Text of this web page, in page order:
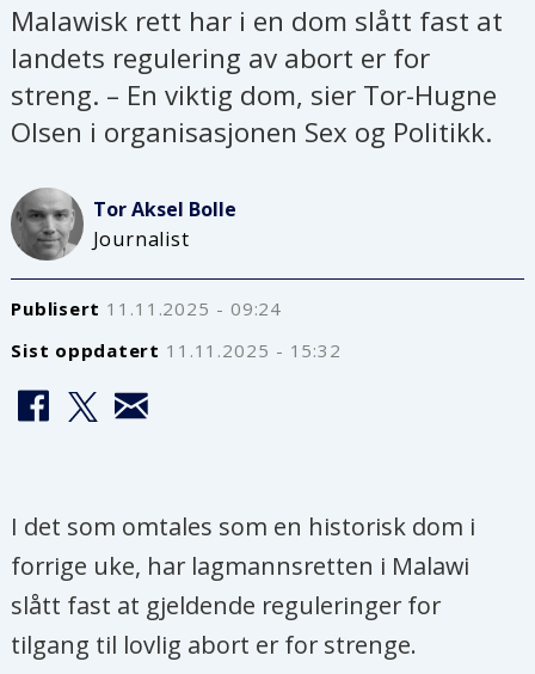
Malawisk rett har i en dom slått fast at
landets regulering av abort er for
streng. – En viktig dom, sier Tor-Hugne
Olsen i organisasjonen Sex og Politikk.
Tor Aksel Bolle
Journalist
Publisert
11.11.2025 - 09:24
Sist oppdatert
11.11.2025 - 15:32
I det som omtales som en historisk dom i
forrige uke, har lagmannsretten i Malawi
slått fast at gjeldende reguleringer for
tilgang til lovlig abort er for strenge.